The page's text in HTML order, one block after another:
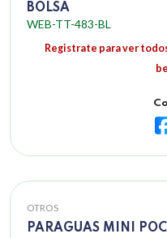
BOLSA
WEB-TT-483-BL
Registrate para ver
OTROS
PARAGUAS MINI